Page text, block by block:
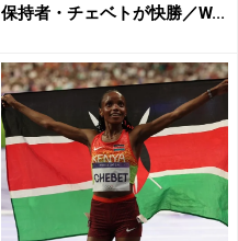
保持者・チェベトが快勝／W...